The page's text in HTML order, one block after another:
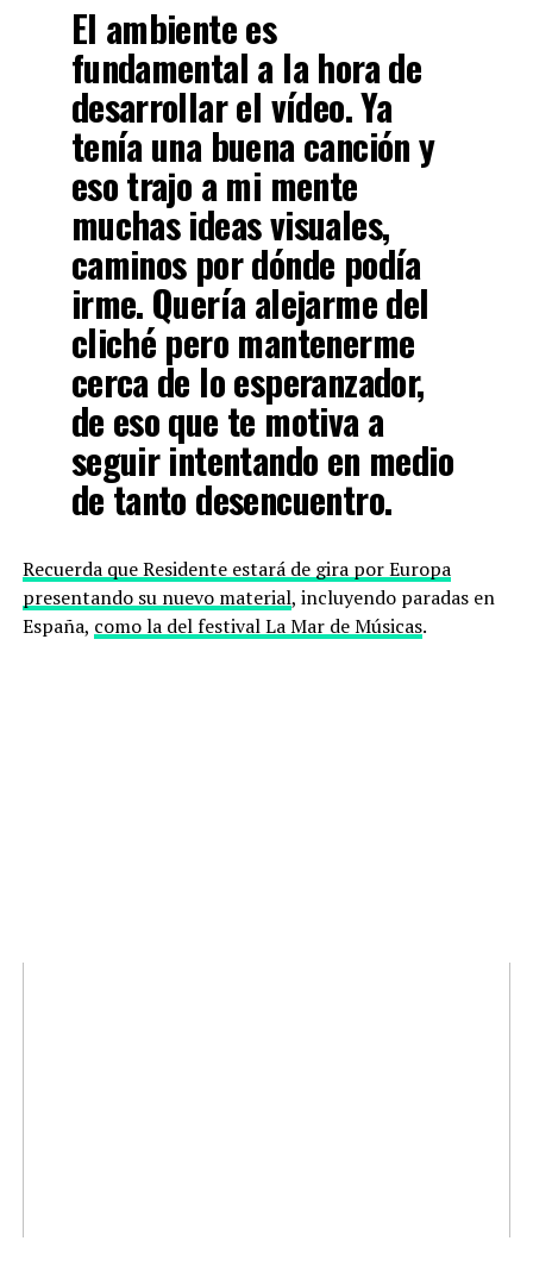
El ambiente es
fundamental a la hora de
desarrollar el vídeo. Ya
tenía una buena canción y
eso trajo a mi mente
muchas ideas visuales,
caminos por dónde podía
irme. Quería alejarme del
cliché pero mantenerme
cerca de lo esperanzador,
de eso que te motiva a
seguir intentando en medio
de tanto desencuentro.
Recuerda que Residente estará de gira por Europa
presentando su nuevo material, incluyendo paradas en
España, como la del festival La Mar de Músicas.